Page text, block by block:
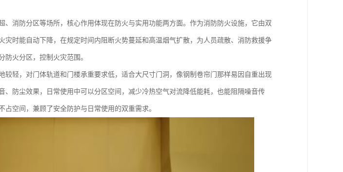
、消防分区等场所，核心作用体现在防火与实用功能两方面。作为消防防火设施，它由双
灾时能自动下降，在规定时间内阻断火势蔓延和高温烟气扩散，为人员疏散、消防救援争
防火分区，控制火灾范围。
较轻，对门体轨道和门楼承重要求低，适合大尺寸门洞，像钢制卷帘门那样易因自重出现
、防尘效果，日常使用中可以分区空间，减少冷热空气对流降低能耗，也能阻隔噪音传
空间，兼顾了安全防护与日常使用的双重需求。